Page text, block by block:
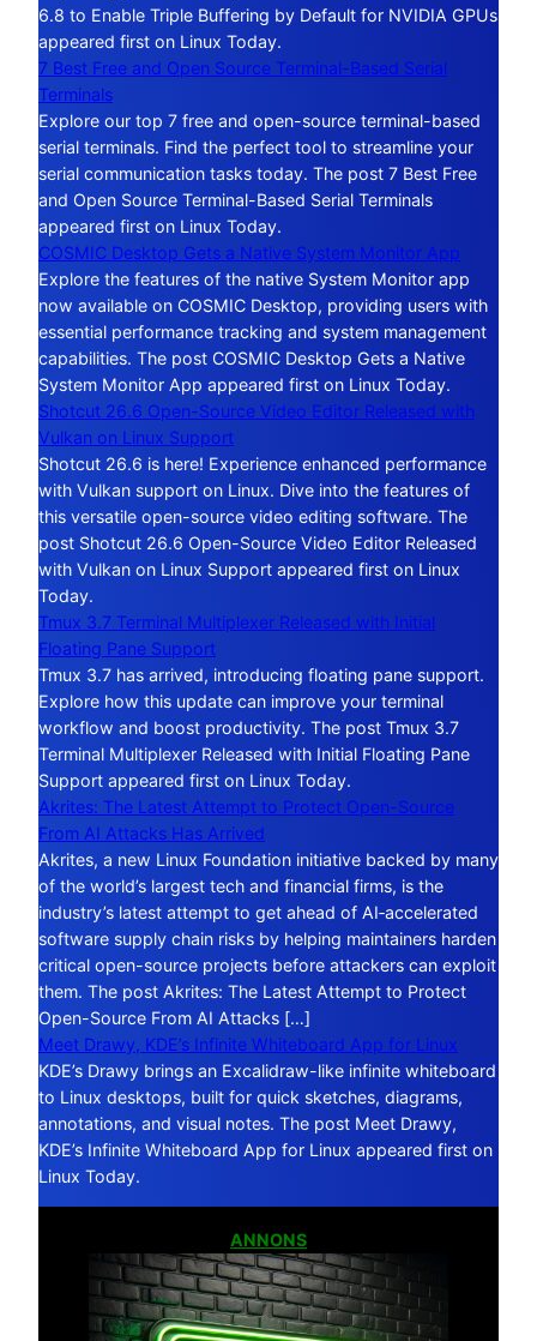
6.8 to Enable Triple Buffering by Default for NVIDIA GPUs
appeared first on Linux Today.
7 Best Free and Open Source Terminal-Based Serial
Terminals
Explore our top 7 free and open-source terminal-based
serial terminals. Find the perfect tool to streamline your
serial communication tasks today. The post 7 Best Free
and Open Source Terminal-Based Serial Terminals
appeared first on Linux Today.
COSMIC Desktop Gets a Native System Monitor App
Explore the features of the native System Monitor app
now available on COSMIC Desktop, providing users with
essential performance tracking and system management
capabilities. The post COSMIC Desktop Gets a Native
System Monitor App appeared first on Linux Today.
Shotcut 26.6 Open-Source Video Editor Released with
Vulkan on Linux Support
Shotcut 26.6 is here! Experience enhanced performance
with Vulkan support on Linux. Dive into the features of
this versatile open-source video editing software. The
post Shotcut 26.6 Open-Source Video Editor Released
with Vulkan on Linux Support appeared first on Linux
Today.
Tmux 3.7 Terminal Multiplexer Released with Initial
Floating Pane Support
Tmux 3.7 has arrived, introducing floating pane support.
Explore how this update can improve your terminal
workflow and boost productivity. The post Tmux 3.7
Terminal Multiplexer Released with Initial Floating Pane
Support appeared first on Linux Today.
Akrites: The Latest Attempt to Protect Open-Source
From AI Attacks Has Arrived
Akrites, a new Linux Foundation initiative backed by many
of the world’s largest tech and financial firms, is the
industry’s latest attempt to get ahead of AI‑accelerated
software supply chain risks by helping maintainers harden
critical open-source projects before attackers can exploit
them. The post Akrites: The Latest Attempt to Protect
Open-Source From AI Attacks […]
Meet Drawy, KDE’s Infinite Whiteboard App for Linux
KDE’s Drawy brings an Excalidraw-like infinite whiteboard
to Linux desktops, built for quick sketches, diagrams,
annotations, and visual notes. The post Meet Drawy,
KDE’s Infinite Whiteboard App for Linux appeared first on
Linux Today.
ANNONS